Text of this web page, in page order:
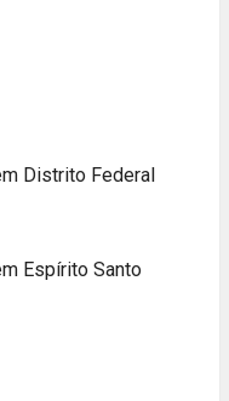
Distrito Federal
Espírito Santo